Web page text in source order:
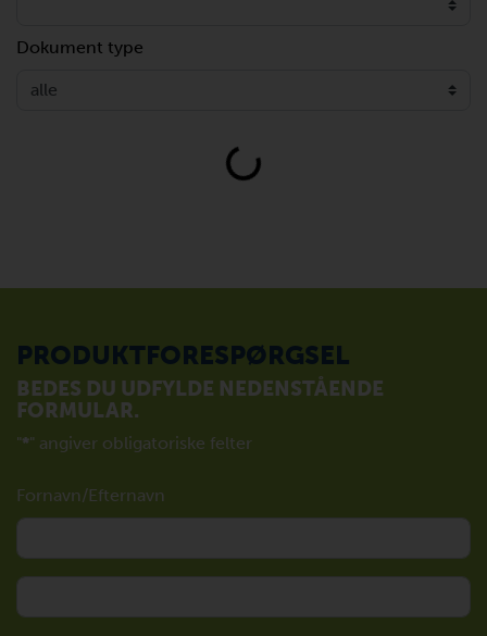
Dokument type
Loading...
PRODUKTFORESPØRGSEL
BEDES DU UDFYLDE NEDENSTÅENDE
FORMULAR.
"*" angiver obligatoriske felter
Fornavn/Efternavn